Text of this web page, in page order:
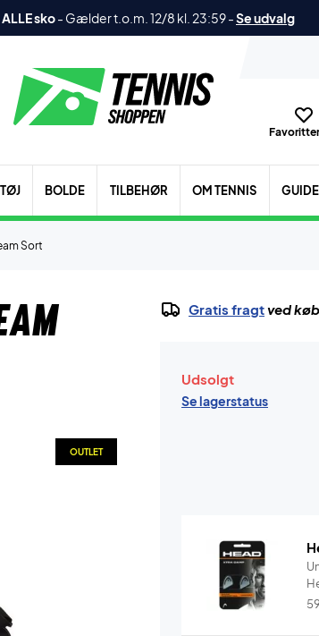
sko- Gælder t.o.m. 12/8 kl. 23:59-Se udvalg
TØJ BOLDE TILBEHØR OM TENNIS
Sort
OUTLET
Gratis fragtved
Udsolgt
Se lagerstatus